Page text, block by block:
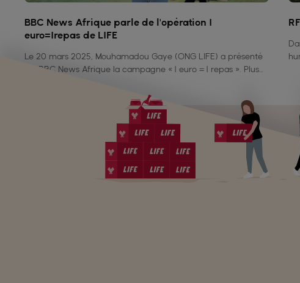
BBC News Afrique parle de l'opération 1
euro=1repas de LIFE
Le 20 mars 2025, Mouhamadou Gaye (ONG LIFE) a présenté
sur BBC News Afrique la campagne « 1 euro = 1 repas ». Plus
contre la faim. Une action simple, concrète et solidaire.
PRÊT À CONTRIBUER ?